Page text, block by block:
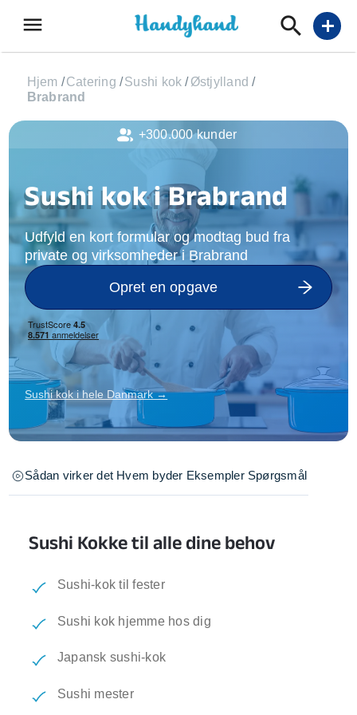
menu add
Hjem /Catering /Sushi kok / Østjylland /
Brabrand
Sushi kok i Brabrand
Udfyld en kort formular og modtag bud fra
private og virksomheder i Brabrand
Opret en opgave
Sushi kok i hele Danmark →
Sådan virker det Hvem byder Eksempler Spørgsmål
Sushi Kokke til alle dine behov
Sushi-kok til fester
Sushi kok hjemme hos dig
Japansk sushi-kok
Sushi mester
+300.000 kunder